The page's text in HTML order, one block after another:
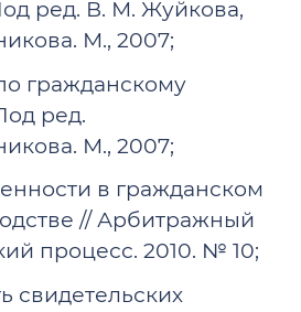
ред. В. М. Жуйкова,
М., 2007;
гражданскому
ред.
М., 2007;
в гражданском
// Арбитражный
процесс. 2010. № 10;
свидетельских